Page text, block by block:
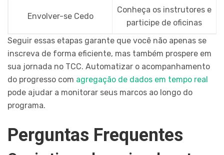
Envolver-se Cedo
Conheça os instrutores e
participe de oficinas
Seguir essas etapas garante que você não apenas se
inscreva de forma eficiente, mas também prospere em
sua jornada no TCC. Automatizar o acompanhamento
do progresso com agregação de dados em tempo real
pode ajudar a monitorar seus marcos ao longo do
programa.
Perguntas Frequentes